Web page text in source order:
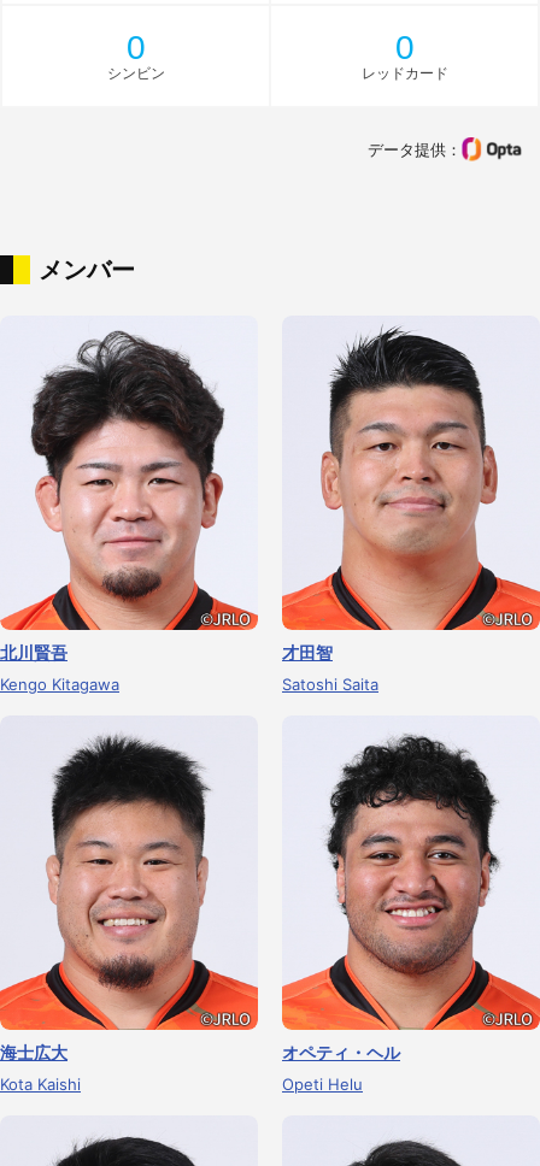
0
シンビン
0
レッドカード
データ提供：
メンバー
北川賢吾
Kengo Kitagawa
才田智
Satoshi Saita
海士広大
Kota Kaishi
オペティ・ヘル
Opeti Helu